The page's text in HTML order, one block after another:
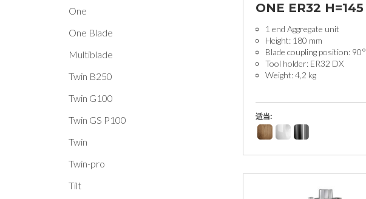
One
One Blade
Multiblade
Twin B250
Twin G100
Twin GS P100
Twin
Twin-pro
Tilt
ONE ER32 H=145
1 end Aggregate unit
Height: 180 mm
Blade coupling position: 90°
Tool holder: ER32 DX
Weight: 4,2 kg
适当: